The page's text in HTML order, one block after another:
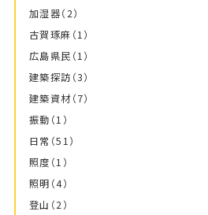
加湿器（2）
古賀琢麻 （1）
広島県民 （1）
建築探訪 （3）
建築資材（7）
振動 （1）
日常 （51）
照度 （1）
照明 （4）
登山 （2）